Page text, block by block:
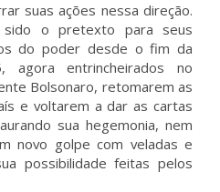
suas ações nessa direção.
o pretexto para seus
do poder desde o fim da
agora entrincheirados no
Bolsonaro, retomarem as
e voltarem a dar as cartas
sua hegemonia, nem
novo golpe com veladas e
possibilidade feitas pelos